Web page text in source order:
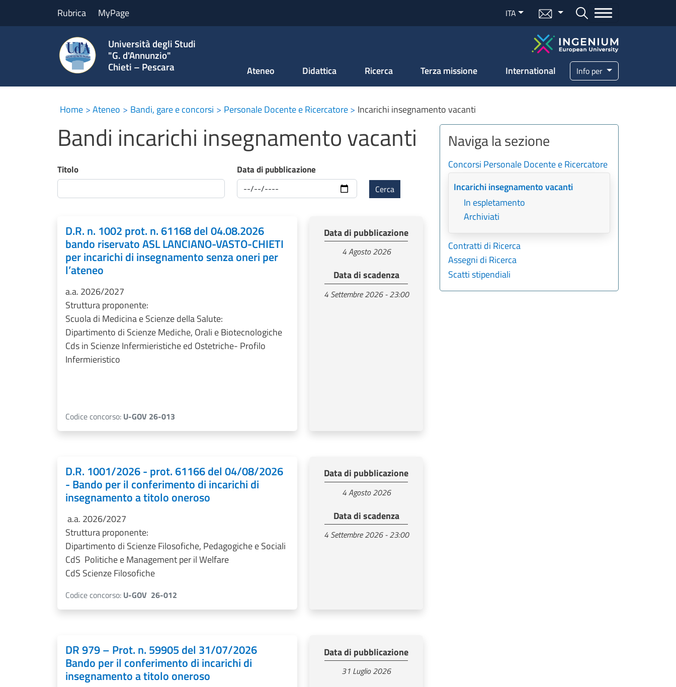
Rubrica MyPage ITA Menu mail Bottone cerca
Università degli Studi
"G. d'Annunzio"
Chieti – Pescara Ateneo Didattica Ricerca Terza missione International Info per
Home Ateneo Bandi, gare e concorsi Personale Docente e Ricercatore Incarichi insegnamento vacanti
Bandi incarichi insegnamento vacanti
Titolo Data di pubblicazione
Cerca
D.R. n. 1002 prot. n. 61168 del 04.08.2026
bando riservato ASL LANCIANO-VASTO-CHIETI
per incarichi di insegnamento senza oneri per
l’ateneo
a.a. 2026/2027
Struttura proponente:
Scuola di Medicina e Scienze della Salute:
Dipartimento di Scienze Mediche, Orali e Biotecnologiche
Cds in Scienze Infermieristiche ed Ostetriche- Profilo
Infermieristico
Codice concorso: U-GOV 26-013
Data di pubblicazione
4 Agosto 2026
Data di scadenza
4 Settembre 2026 - 23:00
D.R. 1001/2026 - prot. 61166 del 04/08/2026
- Bando per il conferimento di incarichi di
insegnamento a titolo oneroso
a.a. 2026/2027
Struttura proponente:
Dipartimento di Scienze Filosofiche, Pedagogiche e Sociali
CdS Politiche e Management per il Welfare
CdS Scienze Filosofiche
Codice concorso: U-GOV 26-012
Data di pubblicazione
4 Agosto 2026
Data di scadenza
4 Settembre 2026 - 23:00
DR 979 – Prot. n. 59905 del 31/07/2026
Bando per il conferimento di incarichi di
insegnamento a titolo oneroso
Data di pubblicazione
31 Luglio 2026
Naviga la sezione
Concorsi Personale Docente e Ricercatore
Incarichi insegnamento vacanti
In espletamento
Archiviati
Contratti di Ricerca
Assegni di Ricerca
Scatti stipendiali